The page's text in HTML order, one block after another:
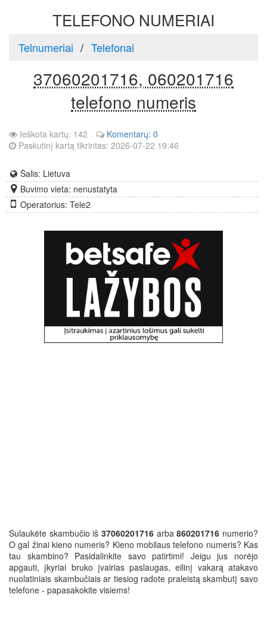
TELEFONO NUMERIAI
Telnumeriai Telefonai
37060201716, 060201716
telefono numeris
Ieškota kartų: 142
Komentarų: 0
Paskutinį kartą tikrintas: 2026-07-22 19:46
Šalis: Lietuva
Buvimo vieta: nenustatyta
Operatorius: Tele2
Sulaukėte skambučio iš 37060201716 arba860201716 numerio?
O gal žinai kieno numeris? Kieno mobilaus telefono numeris? Kas
tau skambino? Pasidalinkite savo patirtimi! Jeigu jus norėjo
apgauti, įkyriai bruko įvairias paslaugas, eilinį vakarą atakavo
nuolatiniais skambučiais ar tiesiog radote praleistą skambutį savo
telefone - papasakokite visiems!